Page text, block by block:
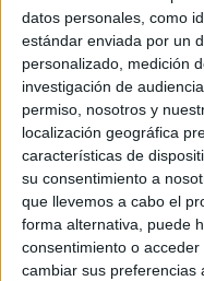
datos personales, como
estándar enviada por un
personalizado, medición
investigación de
permiso, nosotros y
localización geográfica
características de
su consentimiento a
que llevemos a cabo el
forma alternativa, puede
consentimiento o
cambiar sus preferencias
entrar osea que al hacer
o si pudiera esperar a
me vaya a presentar a
alguien me pudiera
GRACIAS!
Inicio
Etiquetas: La universidad